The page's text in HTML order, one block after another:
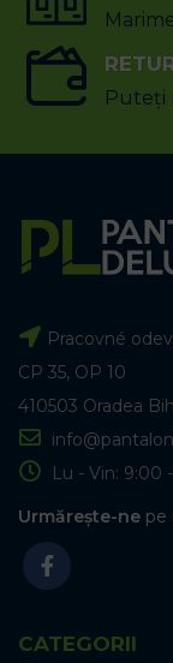
Puteți
Pracovné
CP 35, OP 10
410503 Oradea
Lu - Vin: 9:00
Urmărește-ne pe
CATEGORII